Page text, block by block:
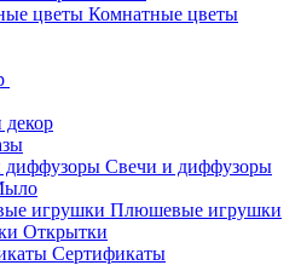
Комнатные цветы
Свечи и диффузоры
Плюшевые игрушки
Открытки
Сертификаты